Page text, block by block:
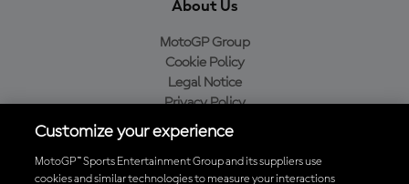
About Us
MotoGP Group
Cookie Policy
Legal Notice
Privacy Policy
Purchase Policy
Customize your experience
MotoGP™ Sports Entertainment Group and its suppliers use
cookies and similar technologies to measure your interactions